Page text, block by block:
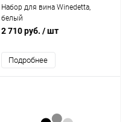
Набор для вина Winedetta,
белый
2 710 руб. / шт
Подробнее